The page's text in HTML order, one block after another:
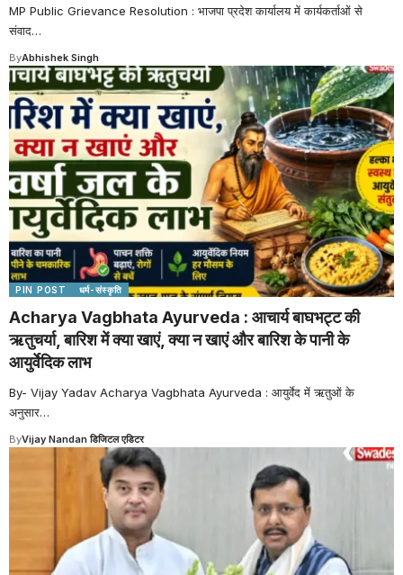
MP Public Grievance Resolution : भाजपा प्रदेश कार्यालय में कार्यकर्ताओं से
संवाद…
ByAbhishek Singh
PIN POST धर्म-संस्कृति
Acharya Vagbhata Ayurveda : आचार्य बाघभट्ट की
ऋतुचर्या, बारिश में क्या खाएं, क्या न खाएं और बारिश के पानी के
आयुर्वेदिक लाभ
By- Vijay Yadav Acharya Vagbhata Ayurveda : आयुर्वेद में ऋतुओं के
अनुसार…
ByVijay Nandan डिजिटल एडिटर